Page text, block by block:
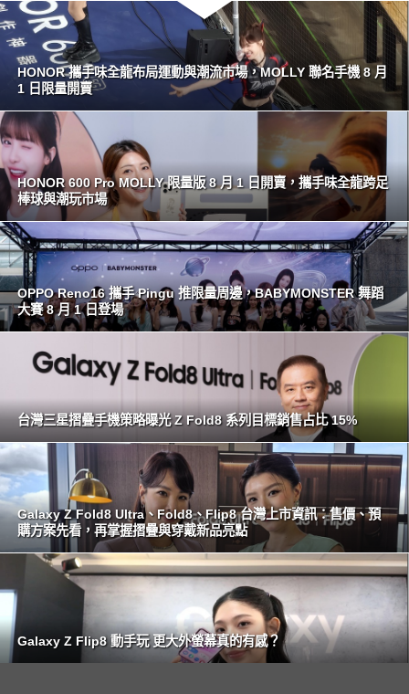
HONOR 攜手味全龍布局運動與潮流市場，MOLLY 聯名手機 8 月
1 日限量開賣
HONOR 600 Pro MOLLY 限量版 8 月 1 日開賣，攜手味全龍跨足
棒球與潮玩市場
OPPO Reno16 攜手 Pingu 推限量周邊，BABYMONSTER 舞蹈
大賽 8 月 1 日登場
台灣三星摺疊手機策略曝光 Z Fold8 系列目標銷售占比 15%
Galaxy Z Fold8 Ultra、Fold8、Flip8 台灣上市資訊：售價、預
購方案先看，再掌握摺疊與穿戴新品亮點
Galaxy Z Flip8 動手玩 更大外螢幕真的有感？